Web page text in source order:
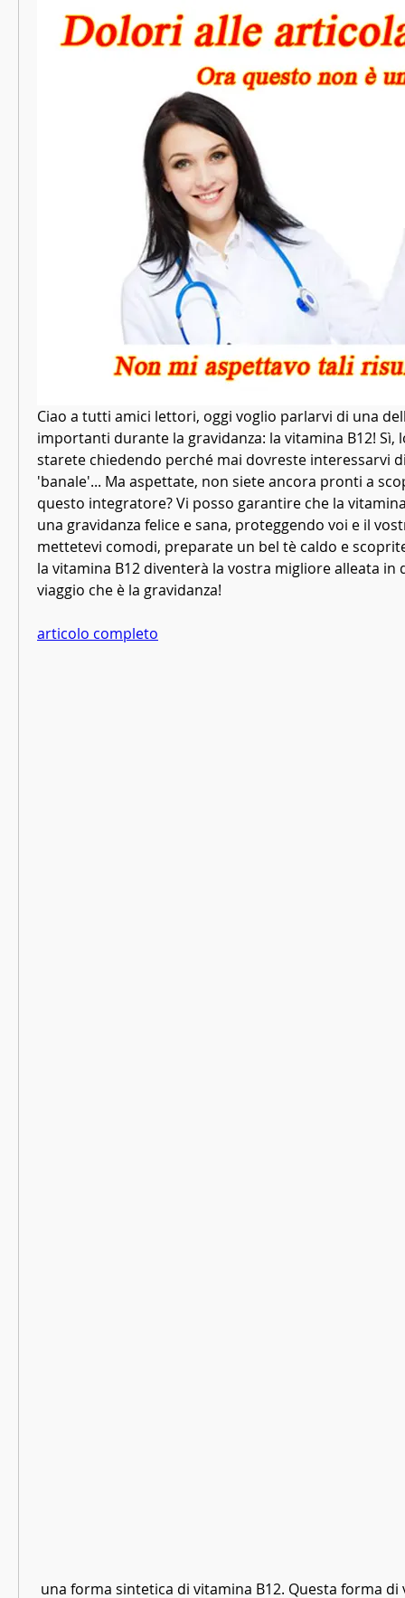
Ciao a tutti amici lettori, oggi voglio parlarvi di una
importanti durante la gravidanza: la vitamina B12! Sì,
starete chiedendo perché mai dovreste interessarvi
'banale'... Ma aspettate, non siete ancora pronti a
questo integratore? Vi posso garantire che la
una gravidanza felice e sana, proteggendo voi e il
mettetevi comodi, preparate un bel tè caldo e
la vitamina B12 diventerà la vostra migliore alleata in
viaggio che è la gravidanza!
articolo completo